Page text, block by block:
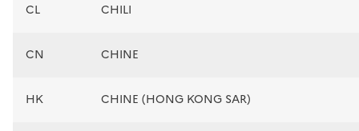
CL CHILI
CN CHINE
HK CHINE (HONG KONG SAR)